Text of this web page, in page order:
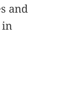
and
in